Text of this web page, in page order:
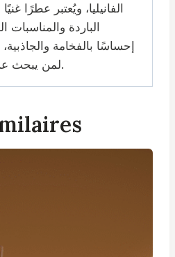
الفانيليا، ويُعتبر عطرًا
الباردة والمناسبات
إحساسًا بالفخامة والجاذبية،
لمن يبحث عن رائحة مميزة ولافتة.